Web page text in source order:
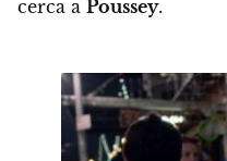
cerca a Poussey.